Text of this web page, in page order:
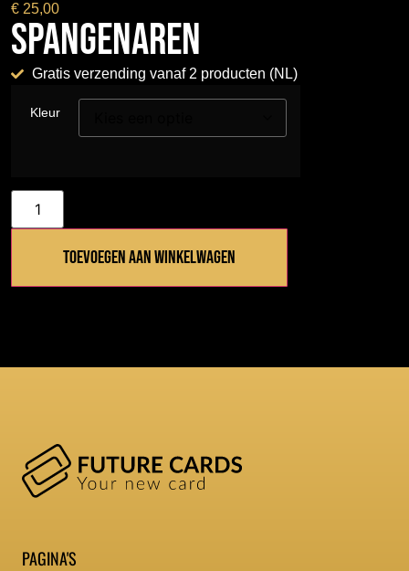
€ 25,00
Spangenaren
Gratis verzending vanaf 2 producten (NL)
Kleur
Toevoegen aan winkelwagen
PAGINA'S